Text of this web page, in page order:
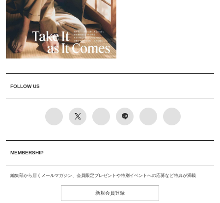
FOLLOW US
MEMBERSHIP
編集部から届くメールマガジン、会員限定プレゼントや特別イベントへの応募など特典が満載
新規会員登録